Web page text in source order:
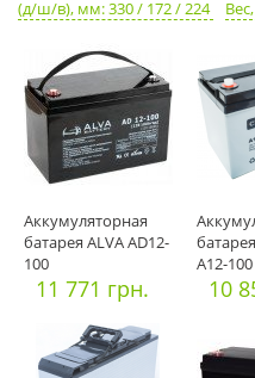
(д/ш/в), мм: 330 / 172 / 224
Аккумуляторная
батарея ALVA AD12-
100
11 771 грн.
A12-100
10